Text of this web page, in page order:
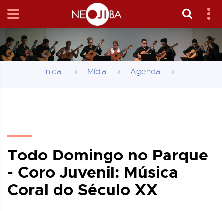
Inicial Mídia Agenda
Todo Domingo no Parque
- Coro Juvenil: Música
Coral do Século XX